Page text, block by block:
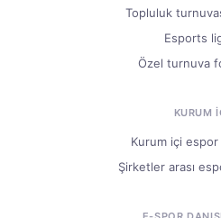
Topluluk
Esports
Özel turnuva
KURUM
Kurum içi espor
Şirketler arası